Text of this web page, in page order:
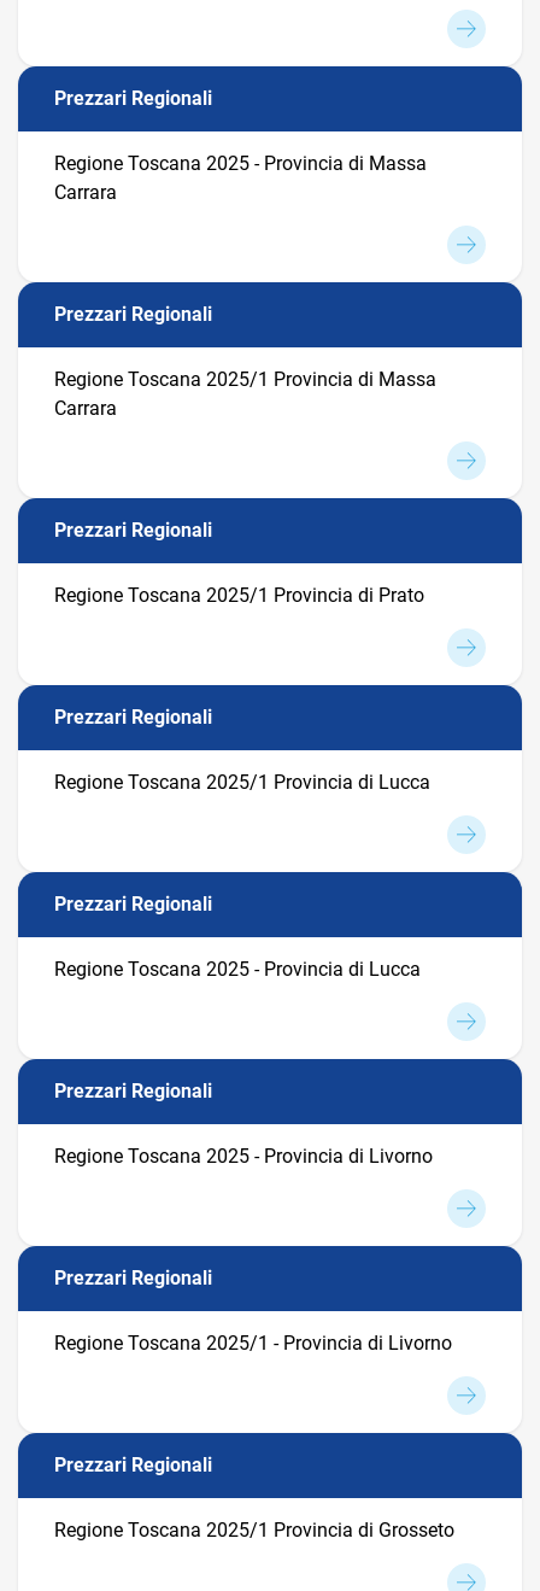
Prezzari Regionali
Regione Toscana 2025 - Provincia di Massa
Carrara
Prezzari Regionali
Regione Toscana 2025/1 Provincia di Massa
Carrara
Prezzari Regionali
Regione Toscana 2025/1 Provincia di Prato
Prezzari Regionali
Regione Toscana 2025/1 Provincia di Lucca
Prezzari Regionali
Regione Toscana 2025 - Provincia di Lucca
Prezzari Regionali
Regione Toscana 2025 - Provincia di Livorno
Prezzari Regionali
Regione Toscana 2025/1 - Provincia di Livorno
Prezzari Regionali
Regione Toscana 2025/1 Provincia di Grosseto